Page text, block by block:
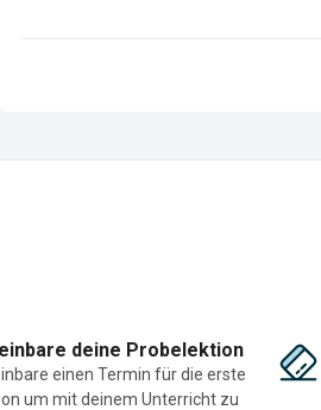
deine Probelektion
einen Termin für die erste
um mit deinem Unterricht zu